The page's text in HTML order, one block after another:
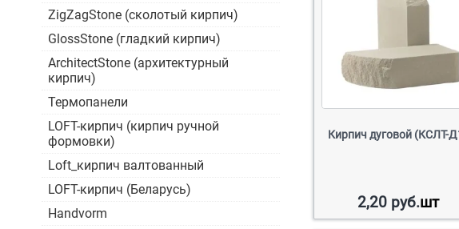
Кирпич дуговой (КСЛТ-
2,20 руб.шт
ZigZagStone (сколотый кирпич)
GlossStone (гладкий кирпич)
ArchitectStone (архитектурный
кирпич)
Термопанели
LOFT-кирпич (кирпич ручной
формовки)
Loft_кирпич валтованный
LOFT-кирпич (Беларусь)
Handvorm